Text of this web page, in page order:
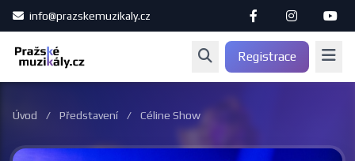
info@prazskemuzikaly.cz
Registrace
Úvod / Představení / Céline Show